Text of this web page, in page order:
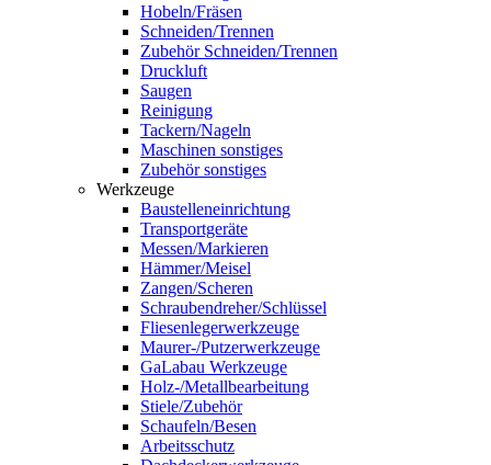
Hobeln/Fräsen
Schneiden/Trennen
Zubehör Schneiden/Trennen
Druckluft
Saugen
Reinigung
Tackern/Nageln
Maschinen sonstiges
Zubehör sonstiges
Werkzeuge
Baustelleneinrichtung
Transportgeräte
Messen/Markieren
Hämmer/Meisel
Zangen/Scheren
Schraubendreher/Schlüssel
Fliesenlegerwerkzeuge
Maurer-/Putzerwerkzeuge
GaLabau Werkzeuge
Holz-/Metallbearbeitung
Stiele/Zubehör
Schaufeln/Besen
Arbeitsschutz